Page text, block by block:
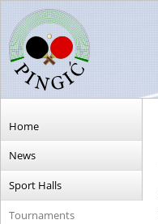
Home
News
Sport Halls
Tournaments